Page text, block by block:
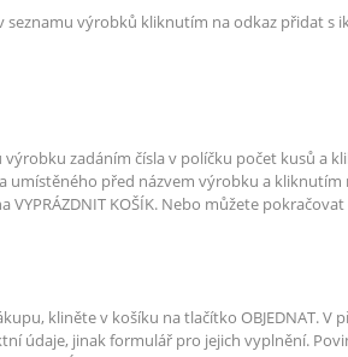
seznamu výrobků kliknutím na odkaz přidat
zadáním čísla v políčku počet kusů a
před názvem výrobku a kliknutím
KOŠÍK. Nebo můžete
kliněte v košíku na tlačítko OBJEDNAT. V
údaje, jinak formulář pro jejich vyplnění.